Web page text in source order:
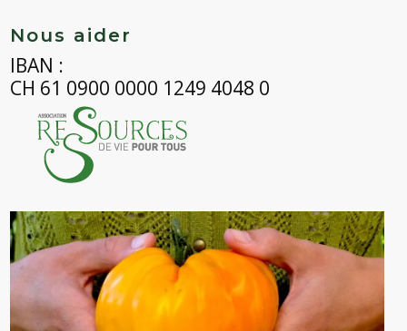
Nous aider
IBAN :
CH 61 0900 0000 1249 4048 0